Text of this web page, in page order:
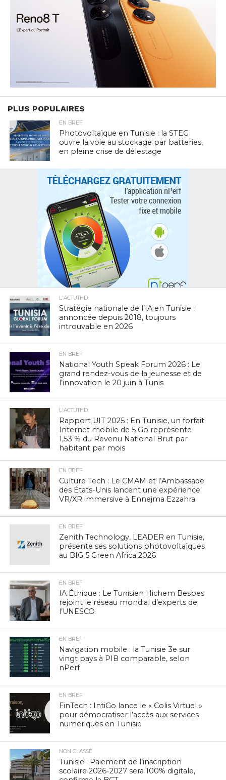
PLUS POPULAIRES
EN BREF
Photovoltaïque en Tunisie : la STEG
ouvre la voie au stockage par batteries,
en pleine crise de délestage
L'ACTUTHD
Stratégie nationale de l’IA en Tunisie :
annoncée depuis 2018, toujours
introuvable en 2026
EN BREF
National Youth Speak Forum 2026 : Le
grand rendez-vous de la jeunesse et de
l’innovation le 20 juin à Tunis
L'ACTUTHD
Rapport UIT 2025 : En Tunisie, un forfait
Internet mobile de 5 Go représente
1,53 % du Revenu National Brut par
habitant par mois
EN BREF
Culture Tech : Le CMAM et l’Ambassade
des États-Unis lancent une expérience
VR/XR immersive à Ennejma Ezzahra
EN BREF
Zenith Technology, LEADER en Tunisie,
présente ses solutions photovoltaïques
au BIG 5 Green Africa 2026
EN BREF
IA Éthique : Le Tunisien Hichem Besbes
rejoint le réseau mondial d’experts de
l’UNESCO
EN BREF
Navigation mobile : la Tunisie 3e sur
vingt pays à PIB comparable, selon
nPerf
EN BREF
FinTech : IntiGo lance le « Colis Virtuel »
pour démocratiser l’accès aux services
numériques en Tunisie
NON CLASSÉ
Tunisie : Paiement de l’inscription
scolaire 2026-2027 sera 100% digitale,